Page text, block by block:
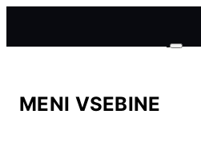
MENI VSEBINE